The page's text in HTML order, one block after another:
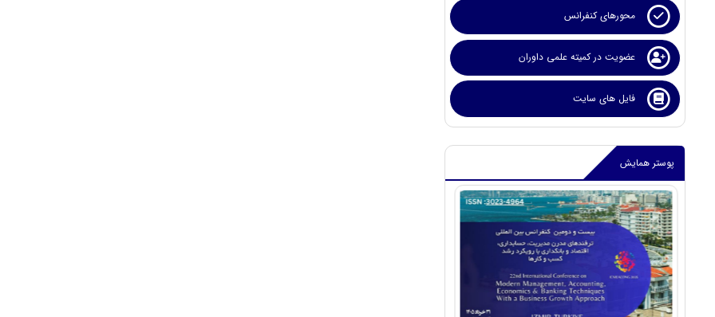
محورهای کنفرانس
عضویت در کمیته علمی داوران
فایل های سایت
پوستر همایش